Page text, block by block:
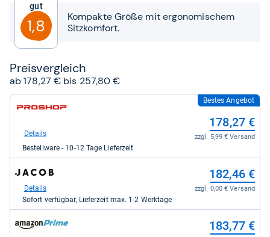
SternenGut
1,8
Kompakte Größe mit ergonomischem
Sitzkomfort.
Preis­ver­gleich
ab 178,27 € bis 257,80 €
Proshop.de
178,27
kaufen.
Bestes Angebot
178,27 €
zzgl. 5,99 € Versand
Details
Bestellware - 10-12 Tage Lieferzeit
zum
Shop:
Jacob
für
182,46 €
zzgl. 0,00 € Versand
Details
Sofort verfügbar, Lieferzeit max. 1-2 Werktage
zum
Shop:
183,77 €